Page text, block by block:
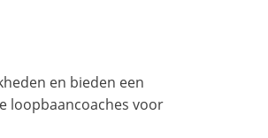
en bieden een
loopbaancoaches voor